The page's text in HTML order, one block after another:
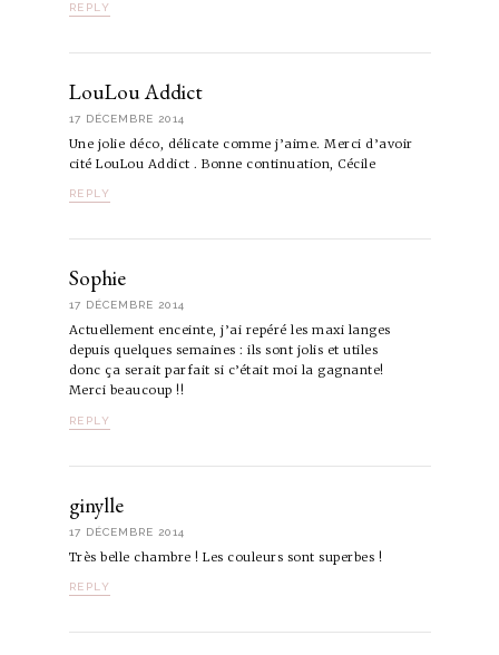
REPLY
LouLou Addict
17 DÉCEMBRE 2014
Une jolie déco, délicate comme j’aime. Merci d’avoir
cité LouLou Addict . Bonne continuation, Cécile
REPLY
Sophie
17 DÉCEMBRE 2014
Actuellement enceinte, j’ai repéré les maxi langes
depuis quelques semaines : ils sont jolis et utiles
donc ça serait parfait si c’était moi la gagnante!
Merci beaucoup !!
REPLY
ginylle
17 DÉCEMBRE 2014
Très belle chambre ! Les couleurs sont superbes !
REPLY